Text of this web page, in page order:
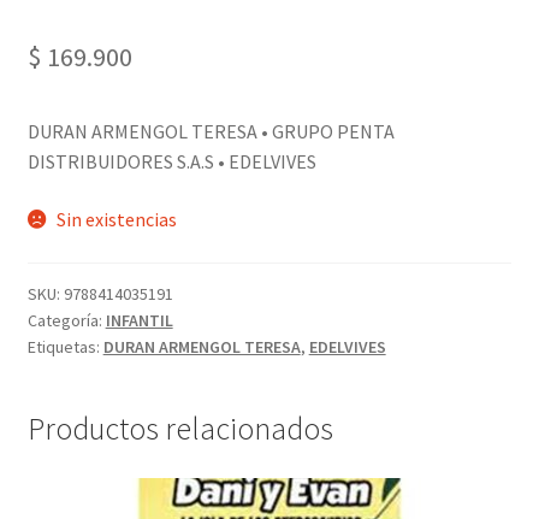
$ 169.900
DURAN ARMENGOL TERESA • GRUPO PENTA
DISTRIBUIDORES S.A.S • EDELVIVES
Sin existencias
SKU: 9788414035191
Categoría: INFANTIL
Etiquetas: DURAN ARMENGOL TERESA, EDELVIVES
Productos relacionados